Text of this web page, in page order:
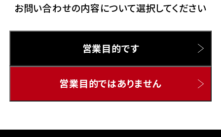
お問い合わせの内容について選択してください
営業目的です
営業目的ではありません
埼玉県
ホンダドリーム 鴻巣